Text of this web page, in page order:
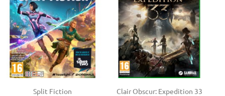
Split Fiction Clair Obscur: Expedition 33